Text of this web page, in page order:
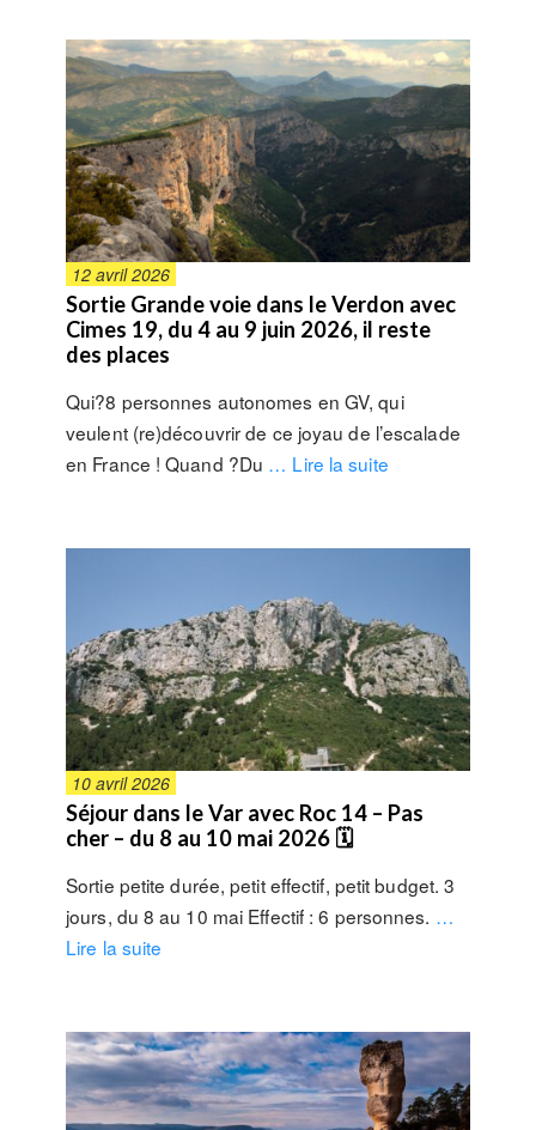
12 avril 2026
Sortie Grande voie dans le Verdon avec
Cimes 19, du 4 au 9 juin 2026, il reste
des places
Qui?8 personnes autonomes en GV, qui
veulent (re)découvrir de ce joyau de l’escalade
en France ! Quand ?Du … Lire la suite
10 avril 2026
Séjour dans le Var avec Roc 14 – Pas
cher – du 8 au 10 mai 2026 🗓
Sortie petite durée, petit effectif, petit budget. 3
jours, du 8 au 10 mai Effectif : 6 personnes. …
Lire la suite